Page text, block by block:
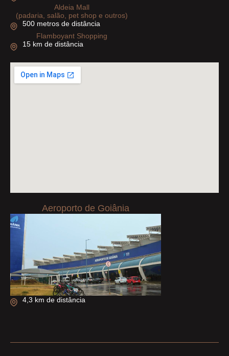
Aldeia Mall
(padaria, salão, pet shop e outros)
500 metros de distância
Flamboyant Shopping
15 km de distância
Aeroporto de Goiânia
4,3 km de distância